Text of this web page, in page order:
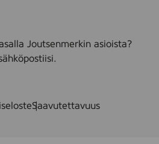
Joutsenmerkin asioista?
Saavutettavuus